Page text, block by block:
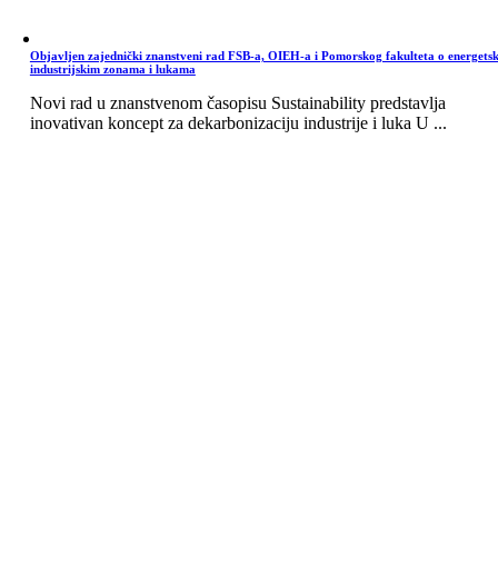
Objavljen zajednički znanstveni rad FSB-a, OIEH-a i Pomorskog fakulteta o
industrijskim zonama i lukama
Novi rad u znanstvenom časopisu Sustainability predstavlja
inovativan koncept za dekarbonizaciju industrije i luka U ...